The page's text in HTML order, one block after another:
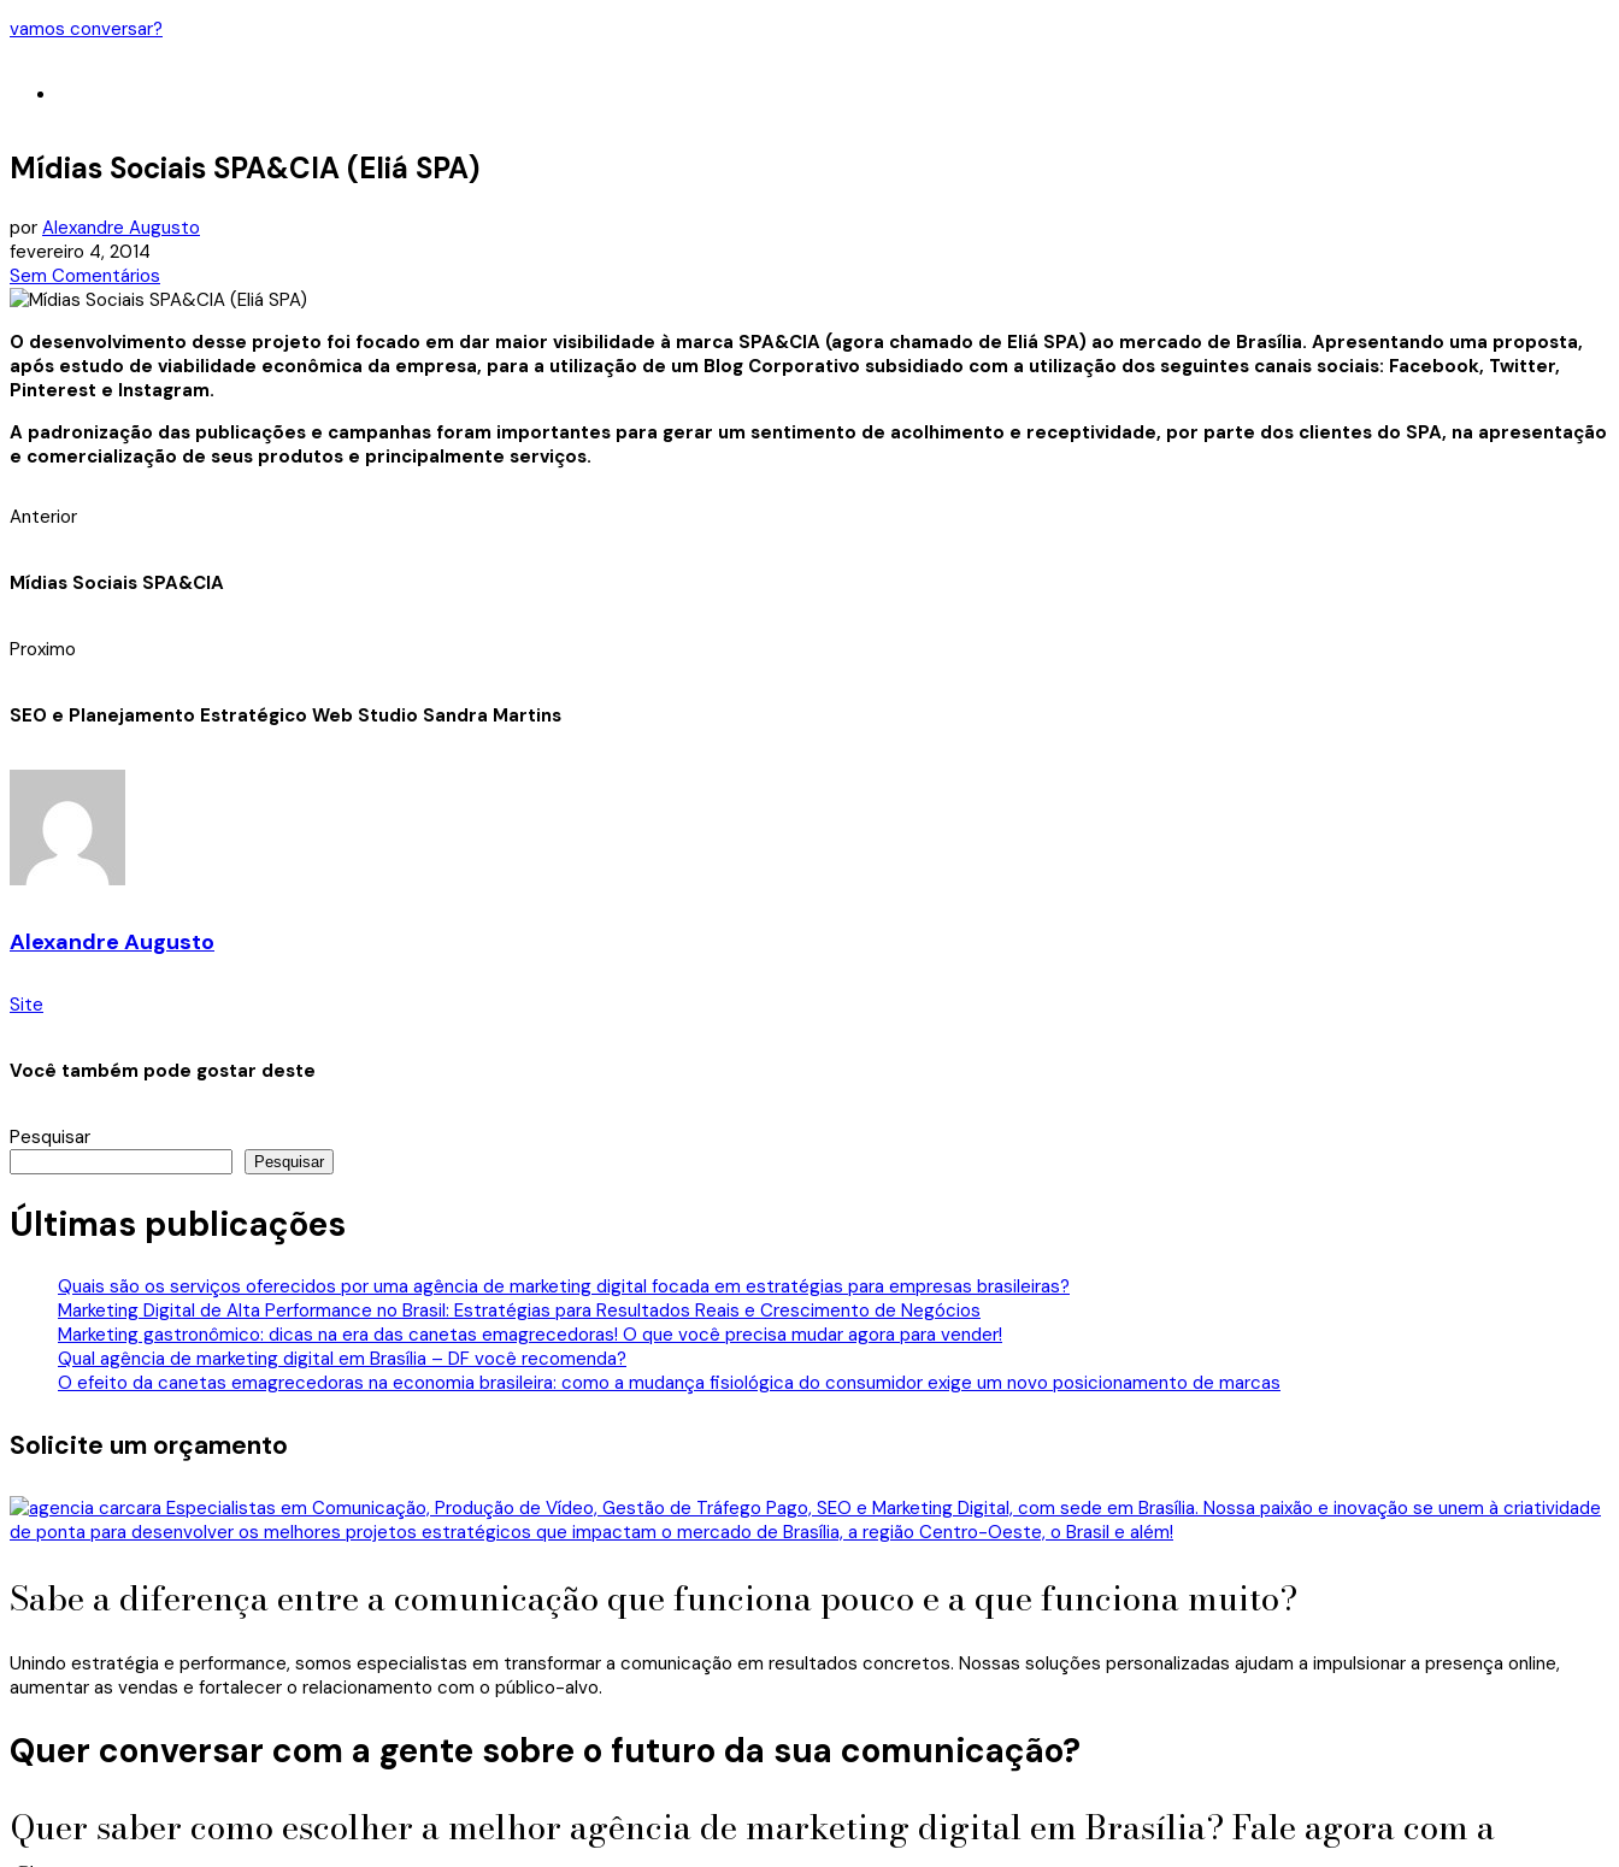
vamos conversar?
Mídias Sociais SPA&CIA (Eliá SPA)
por Alexandre Augusto
fevereiro 4, 2014
Sem Comentários
O desenvolvimento desse projeto foi focado em dar maior visibilidade à marca SPA&CIA (agora chamado de Eliá SPA) ao mercado de Brasília. Apresentando uma proposta,
após estudo de viabilidade econômica da empresa, para a utilização de um Blog Corporativo subsidiado com a utilização dos seguintes canais sociais: Facebook, Twitter,
Pinterest e Instagram.
A padronização das publicações e campanhas foram importantes para gerar um sentimento de acolhimento e receptividade, por parte dos clientes do SPA, na apresentação
e comercialização de seus produtos e principalmente serviços.
Anterior
Mídias Sociais SPA&CIA
Proximo
SEO e Planejamento Estratégico Web Studio Sandra Martins
Alexandre Augusto
Site
Você também pode gostar deste
Pesquisar
Pesquisar
Últimas publicações
Quais são os serviços oferecidos por uma agência de marketing digital focada em estratégias para empresas brasileiras?
Marketing Digital de Alta Performance no Brasil: Estratégias para Resultados Reais e Crescimento de Negócios
Marketing gastronômico: dicas na era das canetas emagrecedoras! O que você precisa mudar agora para vender!
Qual agência de marketing digital em Brasília – DF você recomenda?
O efeito da canetas emagrecedoras na economia brasileira: como a mudança fisiológica do consumidor exige um novo posicionamento de marcas
Solicite um orçamento
Sabe a diferença entre a comunicação que funciona pouco e a que funciona muito?
Unindo estratégia e performance, somos especialistas em transformar a comunicação em resultados concretos. Nossas soluções personalizadas ajudam a impulsionar a presença online,
aumentar as vendas e fortalecer o relacionamento com o público-alvo.
Quer conversar com a gente sobre o futuro da sua comunicação?
Quer saber como escolher a melhor agência de marketing digital em Brasília? Fale agora com a